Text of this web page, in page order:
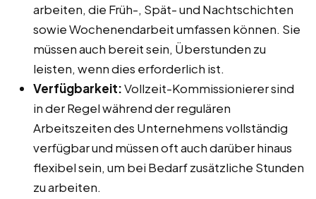
arbeiten, die Früh-, Spät- und Nachtschichten
sowie Wochenendarbeit umfassen können. Sie
müssen auch bereit sein, Überstunden zu
leisten, wenn dies erforderlich ist.
Verfügbarkeit:Vollzeit-Kommissionierer sind
in der Regel während der regulären
Arbeitszeiten des Unternehmens vollständig
verfügbar und müssen oft auch darüber hinaus
flexibel sein, um bei Bedarf zusätzliche Stunden
zu arbeiten.